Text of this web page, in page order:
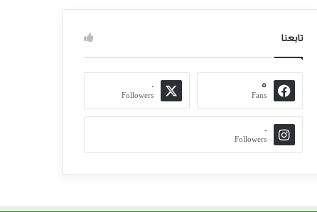
تابعنا
5
Fans
0
Followers
0
Followers